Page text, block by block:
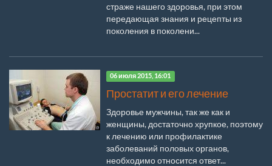
страже нашего здоровья, при этом
передающая знания и рецепты из
поколения в поколени...
06 июля 2015, 16:01
Простатит и его лечение
Здоровье мужчины, так же как и
женщины, достаточно хрупкое, поэтому
к лечению или профилактике
заболеваний половых органов,
необходимо относится ответ...